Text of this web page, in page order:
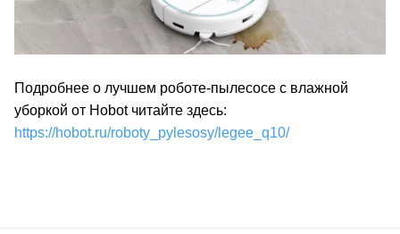
Подробнее о лучшем роботе-пылесосе с влажной
уборкой от Hobot читайте здесь:
https://hobot.ru/roboty_pylesosy/legee_q10/